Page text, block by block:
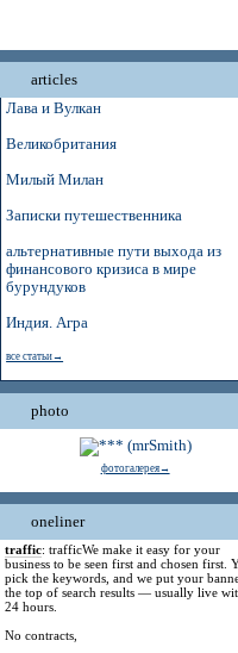
articles
Лава и Вулкан
Великобритания
Милый Милан
Записки путешественника
альтернативные пути выхода из
финансового кризиса в мире
бурундуков
Индия. Агра
все статьи→
photo
фотогалерея→
oneliner
traffic: trafficWe make it easy for your
business to be seen first and chosen first.
pick the keywords, and we put your
the top of search results — usually live
24 hours.
No contracts,